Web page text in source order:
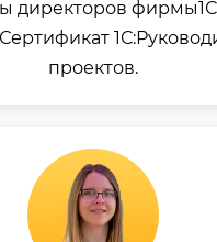
директоров фирмы1С,
проектов.